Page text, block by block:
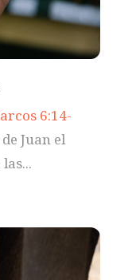
6:14-
Juan el